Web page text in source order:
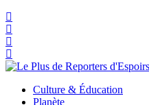
Culture & Éducation
Planète